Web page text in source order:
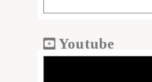
Youtube